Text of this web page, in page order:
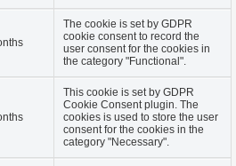
The cookie is set by GDPR
cookie consent to record the
user consent for the cookies in
the category "Functional".
This cookie is set by GDPR
Cookie Consent plugin. The
cookies is used to store the user
consent for the cookies in the
category "Necessary".